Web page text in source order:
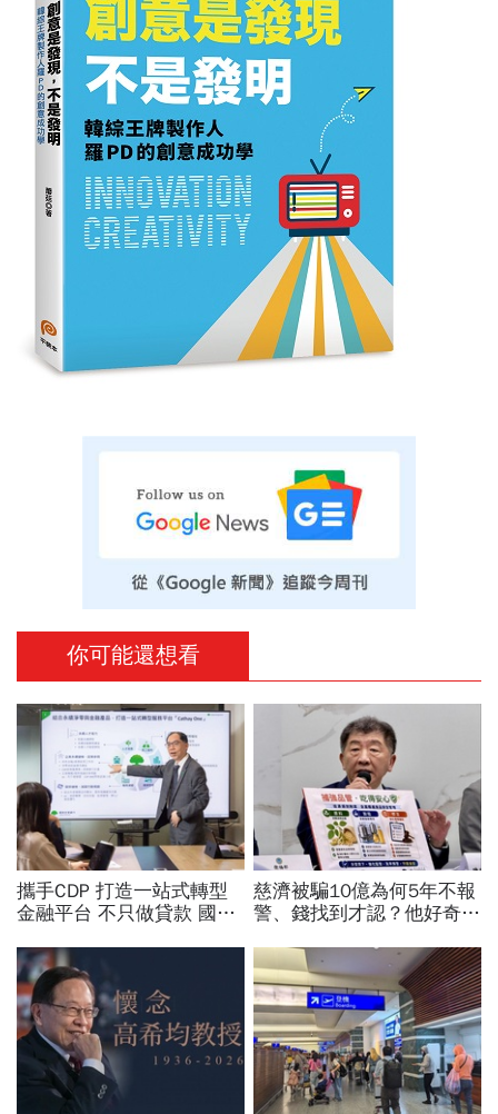
你可能還想看
攜手CDP 打造一站式轉型
金融平台 不只做貸款 國泰
慈濟被騙10億為何5年不報
警、錢找到才認？他好奇：
「擋疫苗」黑鍋只求1件事